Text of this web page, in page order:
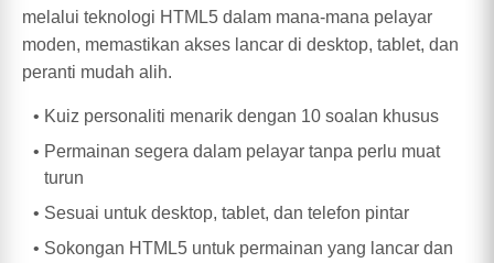
melalui teknologi HTML5 dalam mana-mana pelayar
moden, memastikan akses lancar di desktop, tablet, dan
peranti mudah alih.
Kuiz personaliti menarik dengan 10 soalan khusus
Permainan segera dalam pelayar tanpa perlu muat
turun
Sesuai untuk desktop, tablet, dan telefon pintar
Sokongan HTML5 untuk permainan yang lancar dan